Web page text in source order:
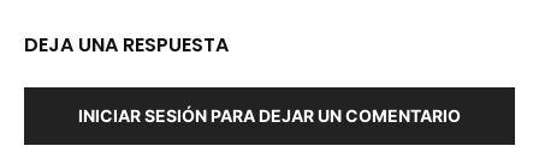
DEJA UNA RESPUESTA
INICIAR SESIÓN PARA DEJAR UN COMENTARIO